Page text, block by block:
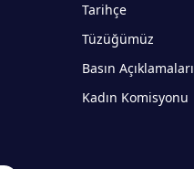
Tarihçe
Tüzüğümüz
Basın Açıklamaları
Kadın Komisyonu